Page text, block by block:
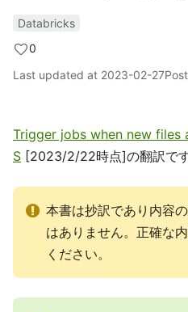
Databricks
0
Last updated at 2023-02-27
Trigger jobs when new files
S [2023/2/22時点]の翻訳です
本書は抄訳であり内容
はありません。正確な
ください。